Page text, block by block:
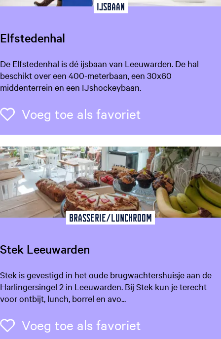
Elfstedenhal
E
l
f
t
d
e
n
h
a
De Elfstedenhal is dé ijsbaan van Leeuwarden. De hal
beschikt over een 400-meterbaan, een 30x60
middenterrein en een IJshockeybaan.
Ijsbaan
Voeg toe als favoriet
Stek Leeuwarden
S
t
e
L
Stek is gevestigd in het oude brugwachtershuisje aan de
Harlingersingel 2 in Leeuwarden. Bij Stek kun je terecht
voor ontbijt, lunch, borrel en avo...
Brasserie/Lunchroom
Voeg toe als favoriet